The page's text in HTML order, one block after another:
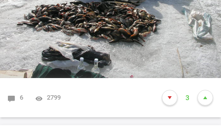
6 2799 3